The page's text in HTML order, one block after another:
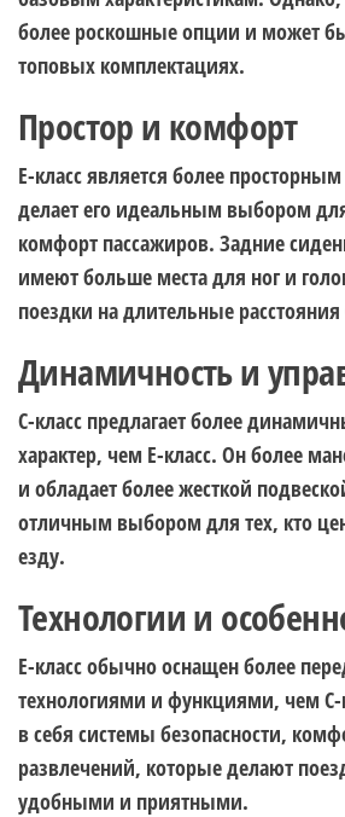
более роскошные опции и может
топовых комплектациях.
Простор и комфорт
E-класс является более
делает его идеальным выбором
комфорт пассажиров. Задние
имеют больше места для ног и
поездки на длительные
Динамичность и
C-класс предлагает более
характер, чем E-класс. Он более
и обладает более жесткой
отличным выбором для тех, кто
езду.
Технологии и
E-класс обычно оснащен более
технологиями и функциями, чем C-
в себя системы безопасности,
развлечений, которые делают
удобными и приятными.